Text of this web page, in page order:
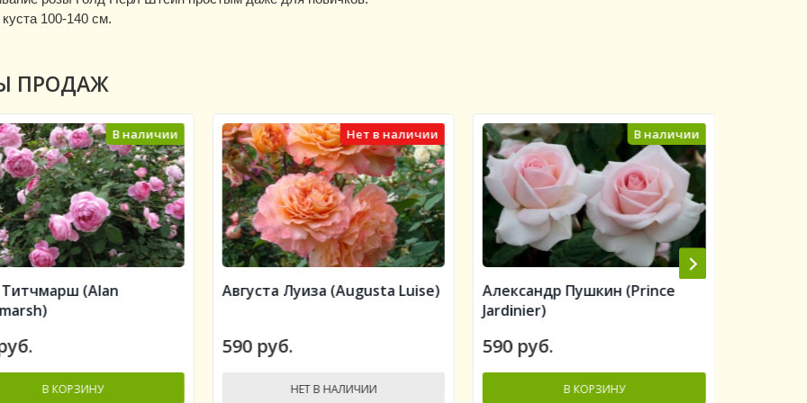
100-140 см.
ПРОДАЖ
В наличии
(Alan
В КОРЗИНУ
Нет в наличии
Августа Луиза (Augusta Luise)
590 руб.
НЕТ В НАЛИЧИИ
В наличии
Александр Пушкин (Prince
Jardinier)
590 руб.
В КОРЗИНУ